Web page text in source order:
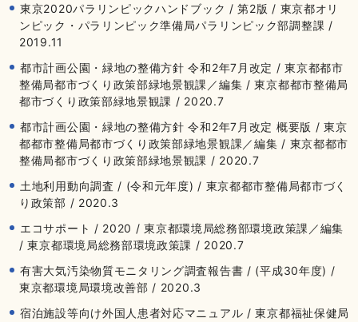
東京2020パラリンピックハンドブック / 第2版 / 東京都オリ
ンピック・パラリンピック準備局パラリンピック部調整課 /
2019.11
都市計画公園・緑地の整備方針 令和2年7月改定 / 東京都都市
整備局都市づくり政策部緑地景観課／編集 / 東京都都市整備局
都市づくり政策部緑地景観課 / 2020.7
都市計画公園・緑地の整備方針 令和2年7月改定 概要版 / 東京
都都市整備局都市づくり政策部緑地景観課／編集 / 東京都都市
整備局都市づくり政策部緑地景観課 / 2020.7
土地利用動向調査 / (令和元年度) / 東京都都市整備局都市づく
り政策部 / 2020.3
エコサポート / 2020 / 東京都環境局総務部環境政策課／編集
/ 東京都環境局総務部環境政策課 / 2020.7
有害大気汚染物質モニタリング調査報告書 / (平成30年度) /
東京都環境局環境改善部 / 2020.3
宿泊施設等向け外国人患者対応マニュアル / 東京都福祉保健局